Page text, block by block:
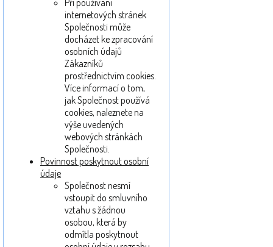
Při používání
internetových stránek
Společnosti může
docházet ke zpracování
osobních údajů
Zákazníků
prostřednictvím cookies.
Více informací o tom,
jak Společnost používá
cookies, naleznete na
výše uvedených
webových stránkách
Společnosti.
Povinnost poskytnout osobní
údaje
Společnost nesmí
vstoupit do smluvního
vztahu s žádnou
osobou, která by
odmítla poskytnout